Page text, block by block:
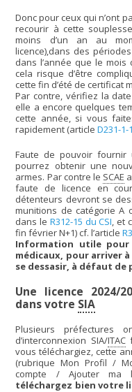
Donc pour ceux qui n’ont
recourir à cette
moins d’un an au
licence),dans des
dans l’année que le mois
cela risque d’être
cette fin d’été de certificat
Par contre, vérifiez la
elle a encore quelques
cette année, si vous
rapidement (articleD231-
Faute de pouvoir fournir
pourrez obtenir une
armes. Par contre le SCAE
faute de licence en
détenteurs devront se
munitions de catégorie A
dans le R312-15 du CSI, et
fin février N+1) cf. l’article
Information utile
médicaux, pour arriver
se dessasir, à défaut
Une licence 2024/
dans votre SIA
Plusieurs préfectures
d’interconnexion SIA/ITAC
vous téléchargiez, cette
(rubrique Mon Profil /
compte / Ajouter ma
téléchargez bien votre